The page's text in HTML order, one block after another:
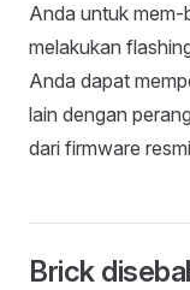
Anda untuk
melakukan
Anda dapat
lain dengan
dari firmware
Brick